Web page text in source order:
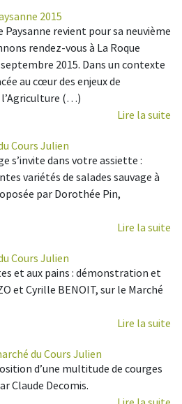
2015
Paysanne revient pour sa neuvième
rendez-vous à La Roque
2015. Dans un contexte
au cœur des enjeux de
(…)
Lire la suite
Cours Julien
s’invite dans votre assiette :
variétés de salades sauvage à
par Dorothée Pin,
Lire la suite
Cours Julien
et aux pains : démonstration et
et Cyrille BENOIT, sur le Marché
Lire la suite
du Cours Julien
d’une multitude de courges
Claude Decomis.